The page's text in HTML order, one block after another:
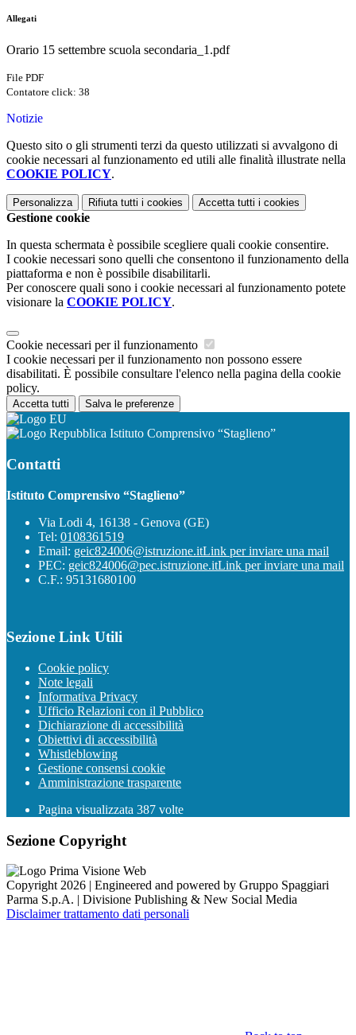
Allegati
Orario 15 settembre scuola secondaria_1.pdf
File PDF
Contatore click: 38
Notizie
Questo sito o gli strumenti terzi da questo utilizzati si avvalgono di
cookie necessari al funzionamento ed utili alle finalità illustrate nella
COOKIE POLICY.
Personalizza Rifiuta tutti i cookies Accetta tutti i cookies
Gestione cookie
In questa schermata è possibile scegliere quali cookie consentire.
I cookie necessari sono quelli che consentono il funzionamento della
piattaforma e non è possibile disabilitarli.
Per conoscere quali sono i cookie necessari al funzionamento potete
visionare la COOKIE POLICY.
Cookie necessari per il funzionamento
I cookie necessari per il funzionamento non possono essere
disabilitati. È possibile consultare l'elenco nella pagina della cookie
policy.
Accetta tutti Salva le preferenze
Istituto Comprensivo “Staglieno”
Contatti
Istituto Comprensivo “Staglieno”
Via Lodi 4, 16138 - Genova (GE)
Tel: 0108361519
Email: geic824006@istruzione.itLink per inviare una mail
PEC: geic824006@pec.istruzione.itLink per inviare una mail
C.F.: 95131680100
Sezione Link Utili
Cookie policy
Note legali
Informativa Privacy
Ufficio Relazioni con il Pubblico
Dichiarazione di accessibilità
Obiettivi di accessibilità
Whistleblowing
Gestione consensi cookie
Amministrazione trasparente
Pagina visualizzata 387 volte
Sezione Copyright
Copyright 2026 | Engineered and powered by Gruppo Spaggiari
Parma S.p.A. | Divisione Publishing & New Social Media
Disclaimer trattamento dati personali